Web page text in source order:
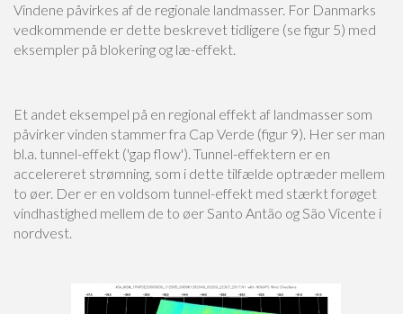
Vindene påvirkes af de regionale landmasser. For Danmarks
vedkommende er dette beskrevet tidligere (se figur 5) med
eksempler på blokering og læ-effekt.
Et andet eksempel på en regional effekt af landmasser som
påvirker vinden stammer fra Cap Verde (figur 9). Her ser man
bl.a. tunnel-effekt ('gap flow'). Tunnel-effektern er en
accelereret strømning, som i dette tilfælde optræder mellem
to øer. Der er en voldsom tunnel-effekt med stærkt forøget
vindhastighed mellem de to øer Santo Antão og São Vicente i
nordvest.